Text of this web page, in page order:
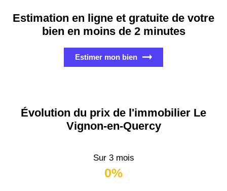
Estimation en ligne et gratuite de votre
bien en moins de 2 minutes
Estimer mon bien
Évolution du prix de l'immobilier Le
Vignon-en-Quercy
Sur 3 mois
0%